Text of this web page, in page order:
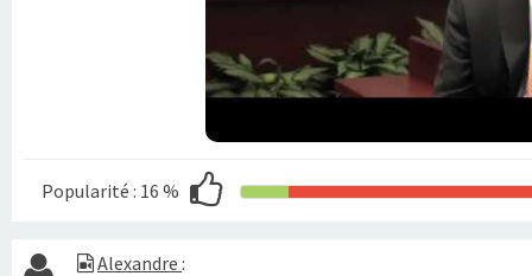
Popularité : 16 %
Alexandre :